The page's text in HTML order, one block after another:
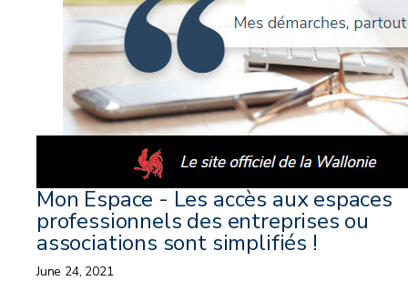
Mon Espace - Les accès aux espaces
professionnels des entreprises ou
associations sont simplifiés !
June 24, 2021